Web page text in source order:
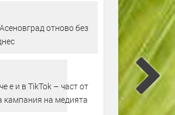
отново без
е и в TikTok – част от
кампания на медията